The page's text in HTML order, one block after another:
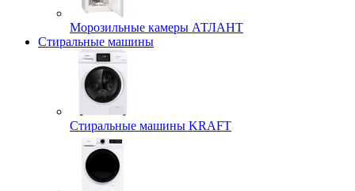
Морозильные камеры АТЛАНТ
Стиральные машины
Стиральные машины KRAFT